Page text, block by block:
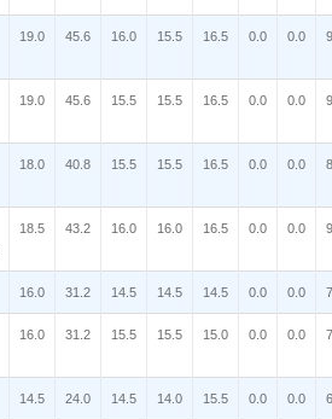
19.0 45.6 16.0 15.5 16.5 0.0 0.0
19.0 45.6 15.5 15.5 16.5 0.0 0.0
18.0 40.8 15.5 15.5 16.5 0.0 0.0
18.5 43.2 16.0 16.0 16.5 0.0 0.0
16.0 31.2 14.5 14.5 14.5 0.0 0.0
16.0 31.2 15.5 15.5 15.0 0.0 0.0
14.5 24.0 14.5 14.0 15.5 0.0 0.0